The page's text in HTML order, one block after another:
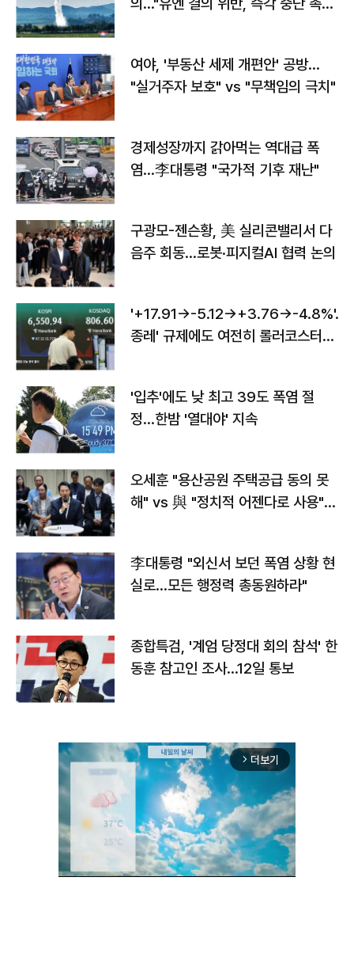
여야, '부동산 세제 개편안' 공방…
"실거주자 보호" vs "무책임의 극치"
경제성장까지 갉아먹는 역대급 폭
염…李대통령 "국가적 기후 재난"
구광모-젠슨황, 美 실리콘밸리서 다
음주 회동…로봇·피지컬AI 협력 논의
'+17.91→-5.12→+3.76→-4.8%'…'
종레' 규제에도 여전히 롤러코스터
'입추'에도 낮 최고 39도 폭염 절
정…한밤 '열대야' 지속
오세훈 "용산공원 주택공급 동의 못
해" vs 與 "정치적 어젠다로 사용"
李대통령 "외신서 보던 폭염 상황 현
실로…모든 행정력 총동원하라"
종합특검, '계엄 당정대 회의 참석' 한
동훈 참고인 조사...12일 통보
arrow_forward_ios 더보기